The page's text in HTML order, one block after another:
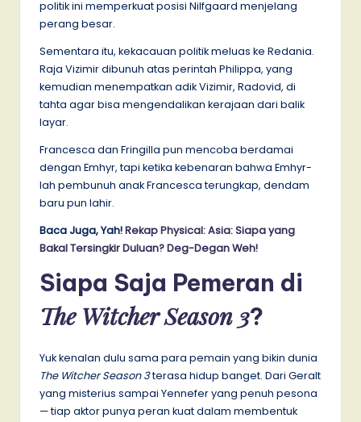
politik ini memperkuat posisi Nilfgaard menjelang
perang besar.
Sementara itu, kekacauan politik meluas ke Redania.
Raja Vizimir dibunuh atas perintah Philippa, yang
kemudian menempatkan adik Vizimir, Radovid, di
tahta agar bisa mengendalikan kerajaan dari balik
layar.
Francesca dan Fringilla pun mencoba berdamai
dengan Emhyr, tapi ketika kebenaran bahwa Emhyr-
lah pembunuh anak Francesca terungkap, dendam
baru pun lahir.
Baca Juga, Yah!Rekap Physical: Asia: Siapa yang
Bakal Tersingkir Duluan? Deg-Degan Weh!
Siapa Saja Pemeran di
The Witcher Season 3?
Yuk kenalan dulu sama para pemain yang bikin dunia
The Witcher Season 3terasa hidup banget. Dari Geralt
yang misterius sampai Yennefer yang penuh pesona
— tiap aktor punya peran kuat dalam membentuk